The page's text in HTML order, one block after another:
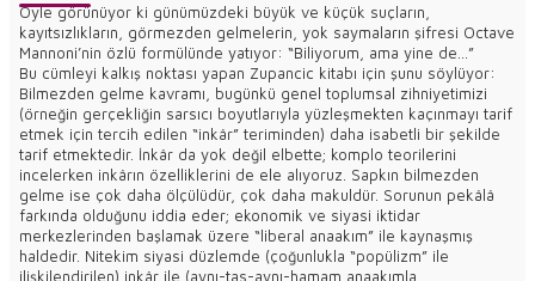
Öyle görünüyor ki günümüzdeki büyük ve küçük suçların,
kayıtsızlıkların, görmezden gelmelerin, yok saymaların şifresi Octave
Mannoni’nin özlü formülünde yatıyor: “Biliyorum, ama yine de...”
Bu cümleyi kalkış noktası yapan Zupancic kitabı için şunu söylüyor:
Bilmezden gelme kavramı, bugünkü genel toplumsal zihniyetimizi
(örneğin gerçekliğin sarsıcı boyutlarıyla yüzleşmekten kaçınmayı tarif
etmek için tercih edilen “inkâr” teriminden) daha isabetli bir şekilde
tarif etmektedir. İnkâr da yok değil elbette; komplo teorilerini
incelerken inkârın özelliklerini de ele alıyoruz. Sapkın bilmezden
gelme ise çok daha ölçülüdür, çok daha makuldür. Sorunun pekâlâ
farkında olduğunu iddia eder; ekonomik ve siyasi iktidar
merkezlerinden başlamak üzere “liberal anaakım” ile kaynaşmış
haldedir. Nitekim siyasi düzlemde (çoğunlukla “popülizm” ile
ilişkilendirilen) inkâr ile (aynı-tas-aynı-hamam anaakımla